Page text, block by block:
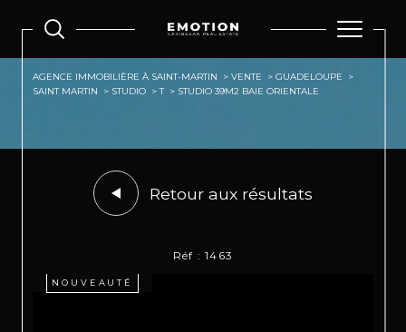
AGENCE IMMOBILIÈRE À SAINT-MARTIN VENTE
GUADELOUPE
SAINT MARTIN
STUDIO T STUDIO 39M2 BAIE ORIENTALE
Retour aux résultats
Réf : 1463
NOUVEAUTÉ